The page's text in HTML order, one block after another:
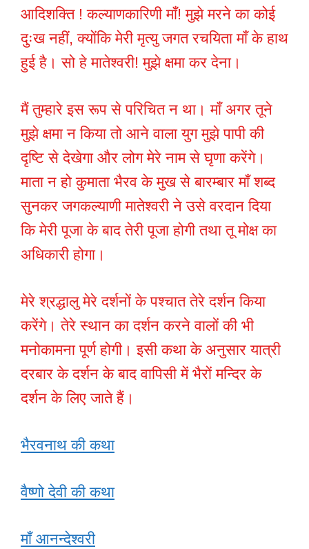
आदिशक्ति ! कल्याणकारिणी माँ! मुझे मरने का कोई
दुःख नहीं, क्योंकि मेरी मृत्यु जगत रचयिता माँ के हाथ
हुई है। सो हे मातेश्वरी! मुझे क्षमा कर देना।
मैं तुम्हारे इस रूप से परिचित न था। माँ अगर तूने
मुझे क्षमा न किया तो आने वाला युग मुझे पापी की
दृष्टि से देखेगा और लोग मेरे नाम से घृणा करेंगे।
माता न हो कुमाता भैरव के मुख से बारम्बार माँ शब्द
सुनकर जगकल्याणी मातेश्वरी ने उसे वरदान दिया
कि मेरी पूजा के बाद तेरी पूजा होगी तथा तू मोक्ष का
अधिकारी होगा।
मेरे श्रद्धालु मेरे दर्शनों के पश्चात तेरे दर्शन किया
करेंगे। तेरे स्थान का दर्शन करने वालों की भी
मनोकामना पूर्ण होगी। इसी कथा के अनुसार यात्री
दरबार के दर्शन के बाद वापिसी में भैरों मन्दिर के
दर्शन के लिए जाते हैं।
भैरवनाथ की कथा
वैष्णो देवी की कथा
माँ आनन्देश्वरी